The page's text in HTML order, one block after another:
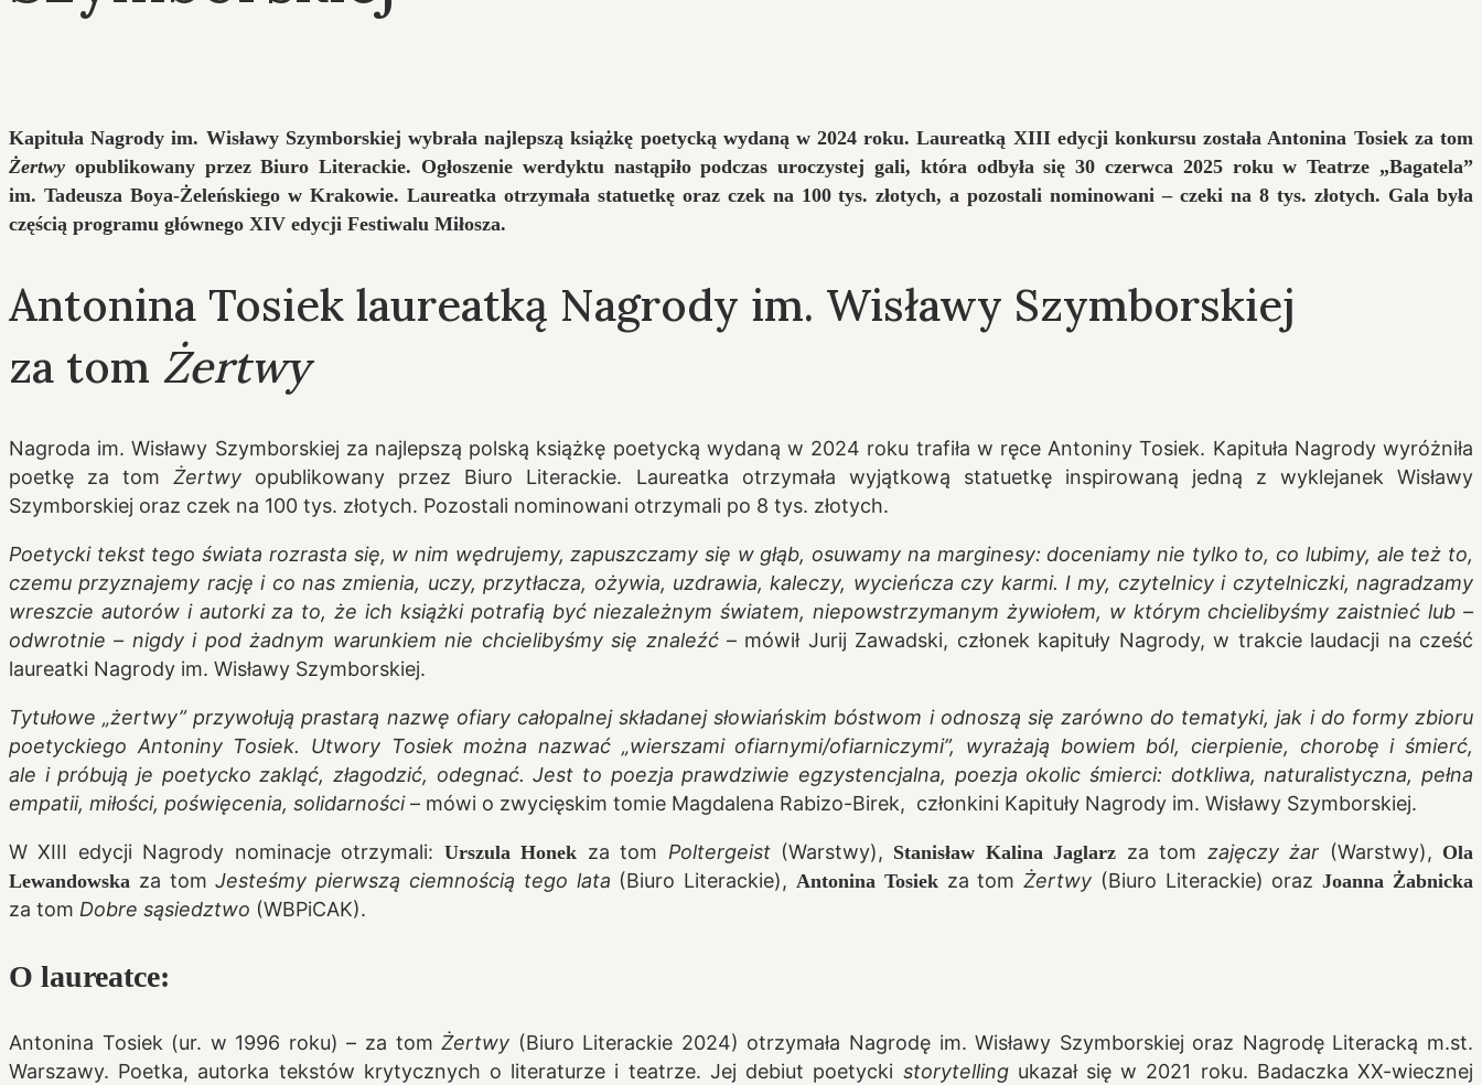
Kapituła Nagrody im. Wisławy Szymborskiej wybrała najlepszą książkę poetycką wydaną w 2024 roku. Laureatką XIII edycji konkursu została Antonina Tosiek za tom
Żertwy opublikowany przez Biuro Literackie. Ogłoszenie werdyktu nastąpiło podczas uroczystej gali, która odbyła się 30 czerwca 2025 roku w Teatrze „Bagatela”
im. Tadeusza Boya-Żeleńskiego w Krakowie. Laureatka otrzymała statuetkę oraz czek na 100 tys. złotych, a pozostali nominowani – czeki na 8 tys. złotych. Gala była
częścią programu głównego XIV edycji Festiwalu Miłosza.
Antonina Tosiek laureatką Nagrody im. Wisławy Szymborskiej
za tom Żertwy
Nagroda im. Wisławy Szymborskiej za najlepszą polską książkę poetycką wydaną w 2024 roku trafiła w ręce Antoniny Tosiek. Kapituła Nagrody wyróżniła
poetkę za tomŻertwy opublikowany przez Biuro Literackie. Laureatka otrzymała wyjątkową statuetkę inspirowaną jedną z wyklejanek Wisławy
Szymborskiej oraz czek na 100 tys. złotych. Pozostali nominowani otrzymali po 8 tys. złotych.
Poetycki tekst tego świata rozrasta się, w nim wędrujemy, zapuszczamy się w głąb, osuwamy na marginesy: doceniamy nie tylko to, co lubimy, ale też to,
czemu przyznajemy rację i co nas zmienia, uczy, przytłacza, ożywia, uzdrawia, kaleczy, wycieńcza czy karmi. I my, czytelnicy i czytelniczki, nagradzamy
wreszcie autorów i autorki za to, że ich książki potrafią być niezależnym światem, niepowstrzymanym żywiołem, w którym chcielibyśmy zaistnieć lub –
odwrotnie – nigdy i pod żadnym warunkiem nie chcielibyśmy się znaleźć – mówił Jurij Zawadski, członek kapituły Nagrody, w trakcie laudacji na cześć
laureatki Nagrody im. Wisławy Szymborskiej.
Tytułowe „żertwy” przywołują prastarą nazwę ofiary całopalnej składanej słowiańskim bóstwom i odnoszą się zarówno do tematyki, jak i do formy zbioru
poetyckiego Antoniny Tosiek. Utwory Tosiek można nazwać „wierszami ofiarnymi/ofiarniczymi”, wyrażają bowiem ból, cierpienie, chorobę i śmierć,
ale i próbują je poetycko zakląć, złagodzić, odegnać. Jest to poezja prawdziwie egzystencjalna, poezja okolic śmierci: dotkliwa, naturalistyczna, pełna
empatii, miłości, poświęcenia, solidarności– mówi o zwycięskim tomie Magdalena Rabizo-Birek, członkini Kapituły Nagrody im. Wisławy Szymborskiej.
W XIII edycji Nagrody nominacje otrzymali: Urszula Honek za tom Poltergeist(Warstwy), Stanisław Kalina Jaglarz za tom zajęczy żar (Warstwy), Ola
Lewandowska za tomJesteśmy pierwszą ciemnością tego lata (Biuro Literackie), Antonina Tosiekza tomŻertwy (Biuro Literackie) orazJoanna Żabnicka
za tom Dobre sąsiedztwo (WBPiCAK).
O laureatce:
Antonina Tosiek (ur. w 1996 roku) – za tomŻertwy (Biuro Literackie 2024) otrzymała Nagrodę im. Wisławy Szymborskiej oraz Nagrodę Literacką m.st.
Warszawy. Poetka, autorka tekstów krytycznych o literaturze i teatrze. Jej debiut poetycki storytellingukazał się w 2021 roku. Badaczka XX-wiecznej